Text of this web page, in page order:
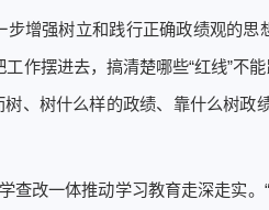
增强树立和践行正确政绩观的
作摆进去，搞清楚哪些“红线”不
、树什么样的政绩、靠什么树政
改一体推动学习教育走深走实